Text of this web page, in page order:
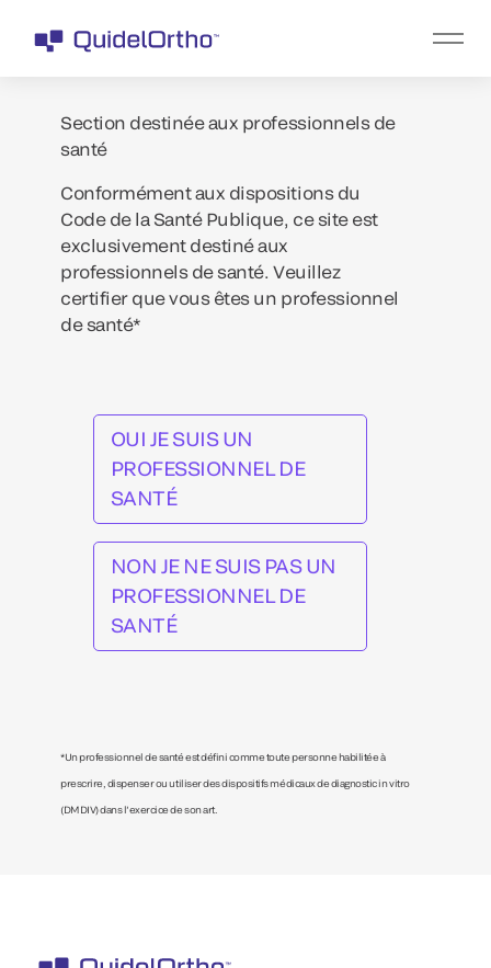
Section destinée aux professionnels de
santé
Conformément aux dispositions du
Code de la Santé Publique, ce site est
exclusivement destiné aux
professionnels de santé. Veuillez
certifier que vous êtes un professionnel
de santé*
OUI JE SUIS UN
PROFESSIONNEL DE
SANTÉ
NON JE NE SUIS PAS UN
PROFESSIONNEL DE
SANTÉ
*Un professionnel de santé est défini comme toute personne habilitée à
prescrire, dispenser ou utiliser des dispositifs médicaux de diagnostic in vitro
(DMDIV) dans l’exercice de son art.